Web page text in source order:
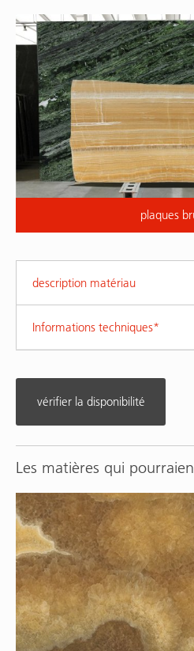
plaques
description matériau
Informations techniques*
vérifier la disponibilité
Les matières qui